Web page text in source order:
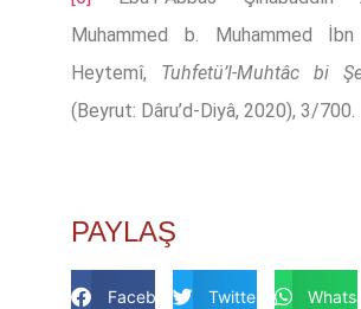
Muhammed b. Muhammed
Heytemî, Tuhfetü’l-Muhtâc bi
(Beyrut: Dâru’d-Diyâ, 2020), 3/700.
PAYLAŞ
Facebook Twitter